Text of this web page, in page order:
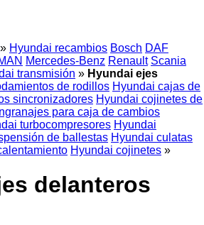
» Hyundai recambios Bosch DAF
Mercedes-Benz Renault Scania
transmisión » Hyundai ejes
de rodillos Hyundai cajas de
sincronizadores Hyundai cojinetes de
para caja de cambios
turbocompresores Hyundai
de ballestas Hyundai culatas
Hyundai cojinetes »
delanteros